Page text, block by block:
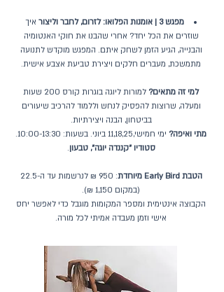
מפגש 3 | אומנות הפלואו: לזרום, לחבר וליצור
איך
שוזרים את הכל יחד? אחרי שהבנו את חוקי האנטומיה
והבנייה, הגיע הזמן לשחק איתם. המפגש מוקדש לתנועה
מתמשכת, מעברים חלקים ויצירת טביעת אצבע אישית.
למי זה מתאים?
למורות ליוגה בוגרות קורס 200 שעות
ומעלה, שרוצות להפסיק לנחש וללמוד להרכיב שיעורים
בביטחון, הבנה ויצירתיות.
מתי ואיפה? ימי חמישי,11,18,25 ביוני. בשעות: 10:00-13:30.
סטודיו "קננדה יוגה", טבעון.
הטבת Early Bird מיוחדת
: 950 ₪ לנרשמות עד ה-22.5
(במקום 1,150 ₪).
הקבוצה אינטימית ומספר המקומות מוגבל כדי לאפשר יחס
אישי וזמן מעבדה אמיתי לכל מורה.